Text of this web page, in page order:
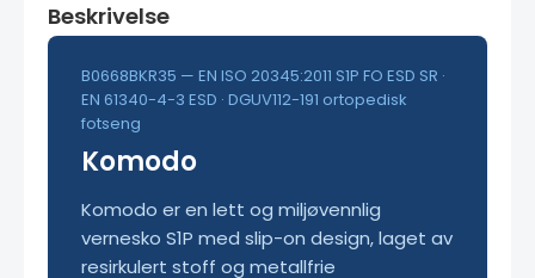
Beskrivelse
B0668BKR35 — EN ISO 20345:2011 S1P FO ESD SR ·
EN 61340-4-3 ESD · DGUV112-191 ortopedisk
fotseng
Komodo
Komodo er en lett og miljøvennlig
vernesko S1P med slip-on design, laget av
resirkulert stoff og metallfrie